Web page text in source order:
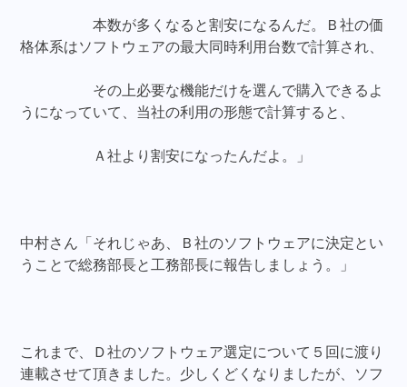
本数が多くなると割安になるんだ。Ｂ社の価
格体系はソフトウェアの最大同時利用台数で計算され、
その上必要な機能だけを選んで購入できるよ
うになっていて、当社の利用の形態で計算すると、
Ａ社より割安になったんだよ。」
中村さん「それじゃあ、Ｂ社のソフトウェアに決定とい
うことで総務部長と工務部長に報告しましょう。」
これまで、Ｄ社のソフトウェア選定について５回に渡り
連載させて頂きました。少しくどくなりましたが、ソフ